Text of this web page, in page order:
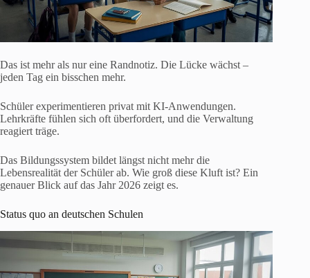
Das ist mehr als nur eine Randnotiz. Die Lücke wächst –
jeden Tag ein bisschen mehr.
Schüler experimentieren privat mit KI-Anwendungen.
Lehrkräfte fühlen sich oft überfordert, und die Verwaltung
reagiert träge.
Das Bildungssystem bildet längst nicht mehr die
Lebensrealität der Schüler ab. Wie groß diese Kluft ist? Ein
genauer Blick auf das Jahr 2026 zeigt es.
Status quo an deutschen Schulen